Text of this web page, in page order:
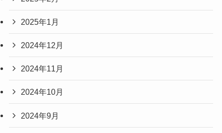
2025年1月
2024年12月
2024年11月
2024年10月
2024年9月